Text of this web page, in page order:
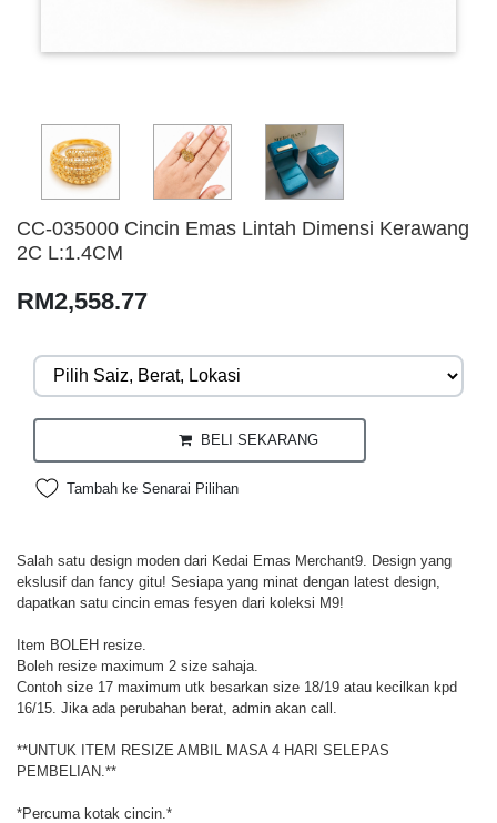
CC-035000 Cincin Emas Lintah Dimensi Kerawang
2C L:1.4CM
RM2,558.77
BELI SEKARANG
Tambah ke Senarai Pilihan
Salah satu design moden dari Kedai Emas Merchant9. Design yang
ekslusif dan fancy gitu! Sesiapa yang minat dengan latest design,
dapatkan satu cincin emas fesyen dari koleksi M9!
Item BOLEH resize.
Boleh resize maximum 2 size sahaja.
Contoh size 17 maximum utk besarkan size 18/19 atau kecilkan kpd
16/15. Jika ada perubahan berat, admin akan call.
**UNTUK ITEM RESIZE AMBIL MASA 4 HARI SELEPAS
PEMBELIAN.**
*Percuma kotak cincin.*